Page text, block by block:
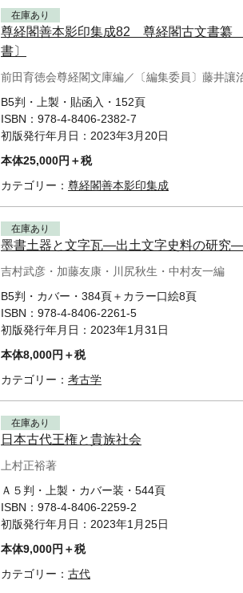
在庫あり
尊経閣善本影印集成82 尊経閣古文書
書〕
前田育徳会尊経閣文庫編／〔編集委員〕藤井讓
B5判・上製・貼函入・152頁
ISBN： 978-4-8406-2382-7
初版発行年月日： 2023年3月20日
本体25,000円＋税
カテゴリー： 尊経閣善本影印集成
在庫あり
墨書土器と文字瓦—出土文字史料の研究—
吉村武彦・加藤友康・川尻秋生・中村友一編
B5判・カバー・384頁＋カラー口絵8頁
ISBN： 978-4-8406-2261-5
初版発行年月日： 2023年1月31日
本体8,000円＋税
カテゴリー： 考古学
在庫あり
日本古代王権と貴族社会
上村正裕著
Ａ５判・上製・カバー装・544頁
ISBN： 978-4-8406-2259-2
初版発行年月日： 2023年1月25日
本体9,000円＋税
カテゴリー： 古代